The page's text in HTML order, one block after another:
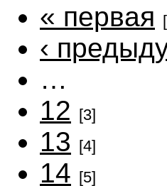
« первая
‹
…
12 [3]
13 [4]
14 [5]